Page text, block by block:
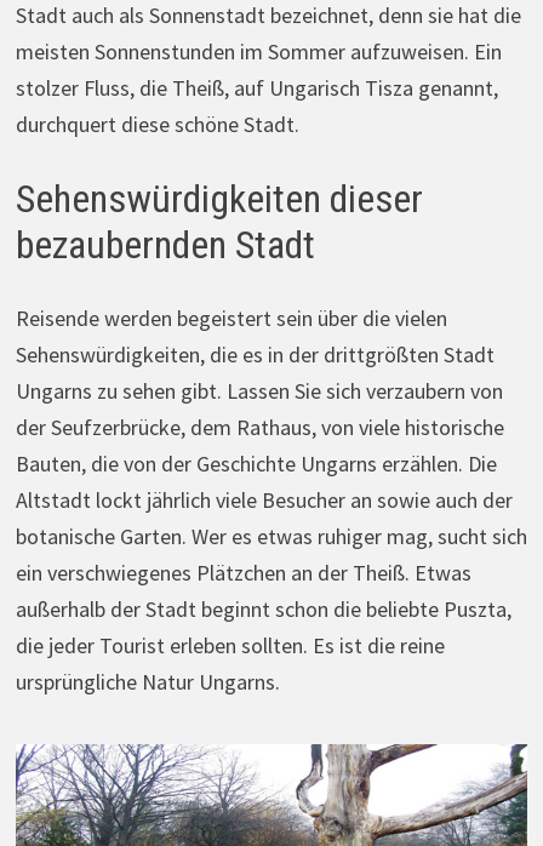
Stadt auch als Sonnenstadt bezeichnet, denn sie hat die
meisten Sonnenstunden im Sommer aufzuweisen. Ein
stolzer Fluss, die Theiß, auf Ungarisch Tisza genannt,
durchquert diese schöne Stadt.
Sehenswürdigkeiten dieser
bezaubernden Stadt
Reisende werden begeistert sein über die vielen
Sehenswürdigkeiten, die es in der drittgrößten Stadt
Ungarns zu sehen gibt. Lassen Sie sich verzaubern von
der Seufzerbrücke, dem Rathaus, von viele historische
Bauten, die von der Geschichte Ungarns erzählen. Die
Altstadt lockt jährlich viele Besucher an sowie auch der
botanische Garten. Wer es etwas ruhiger mag, sucht sich
ein verschwiegenes Plätzchen an der Theiß. Etwas
außerhalb der Stadt beginnt schon die beliebte Puszta,
die jeder Tourist erleben sollten. Es ist die reine
ursprüngliche Natur Ungarns.